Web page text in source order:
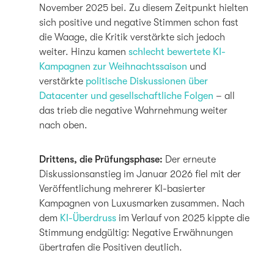
November 2025 bei. Zu diesem Zeitpunkt hielten
sich positive und negative Stimmen schon fast
die Waage, die Kritik verstärkte sich jedoch
weiter. Hinzu kamenschlecht bewertete KI-
Kampagnen zur Weihnachtssaison und
verstärkte politische Diskussionen über
Datacenter und gesellschaftliche Folgen – all
das trieb die negative Wahrnehmung weiter
nach oben.
Drittens, die Prüfungsphase: Der erneute
Diskussionsanstieg im Januar 2026 fiel mit der
Veröffentlichung mehrerer KI-basierter
Kampagnen von Luxusmarken zusammen. Nach
dem KI-Überdruss im Verlauf von 2025 kippte die
Stimmung endgültig: Negative Erwähnungen
übertrafen die Positiven deutlich.